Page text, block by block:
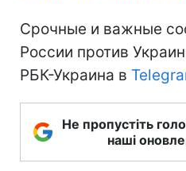
Срочные и важные
России против
РБК-Украина в
Не пропустіть
наші